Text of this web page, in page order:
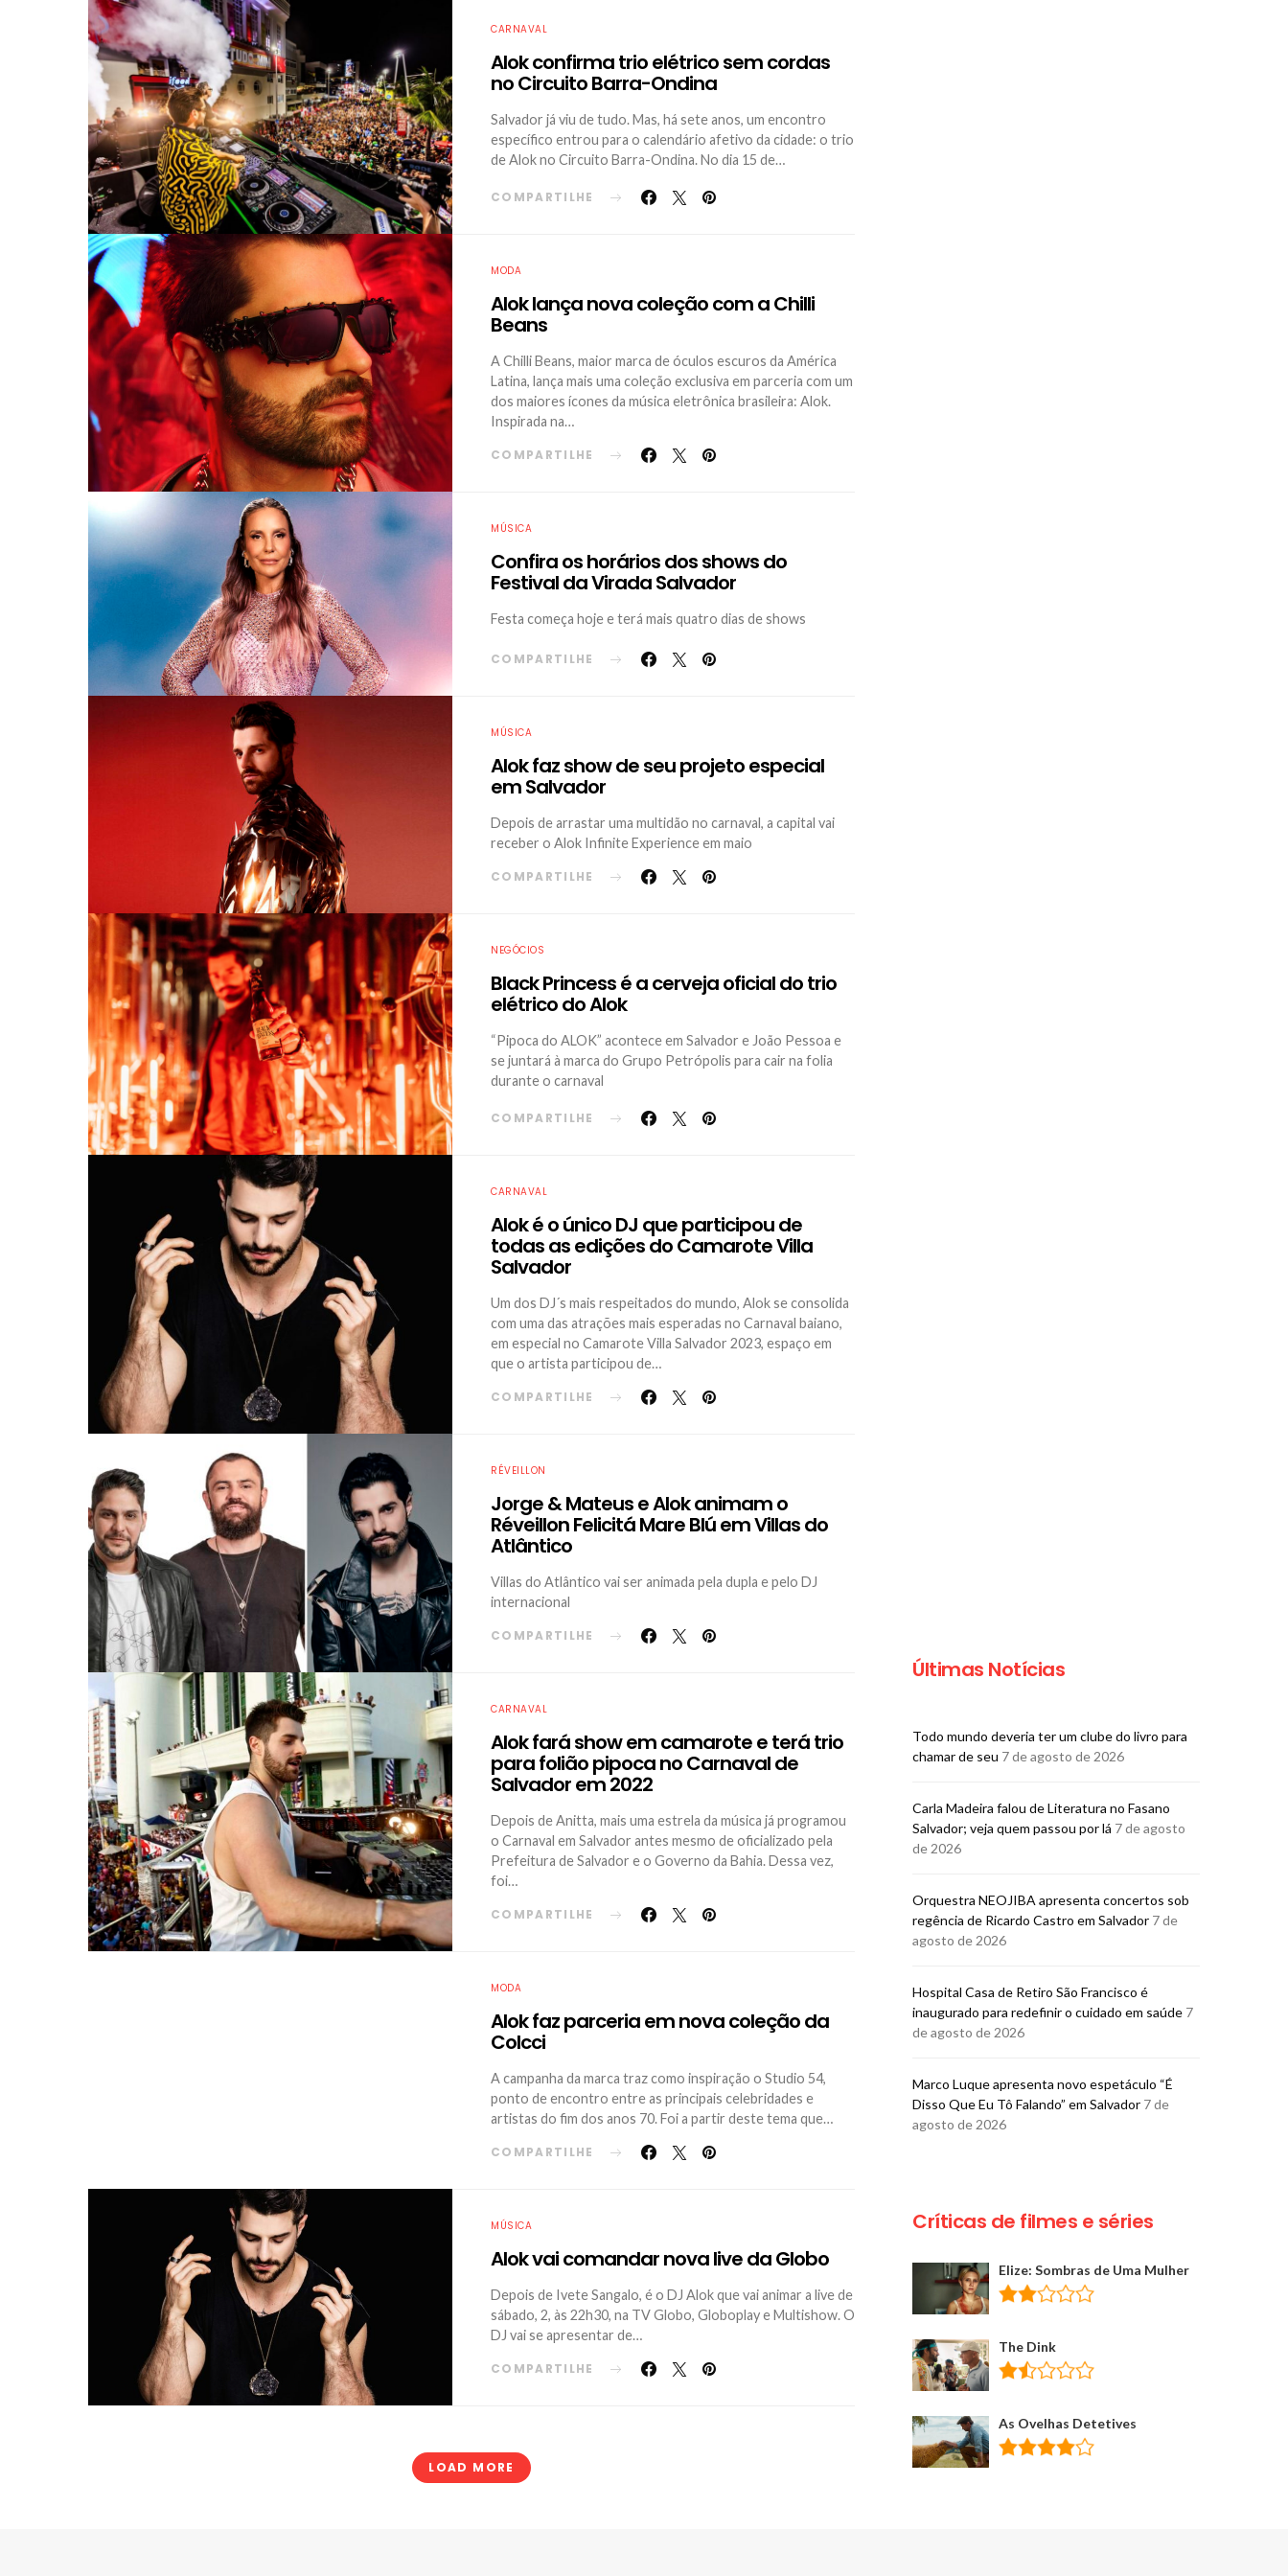
CARNAVAL
Alok confirma trio elétrico sem cordas
no Circuito Barra-Ondina
Salvador já viu de tudo. Mas, há sete anos, um encontro
específico entrou para o calendário afetivo da cidade: o trio
de Alok no Circuito Barra-Ondina. No dia 15 de…
COMPARTILHE
MODA
Alok lança nova coleção com a Chilli
Beans
A Chilli Beans, maior marca de óculos escuros da América
Latina, lança mais uma coleção exclusiva em parceria com um
dos maiores ícones da música eletrônica brasileira: Alok.
Inspirada na…
COMPARTILHE
MÚSICA
Confira os horários dos shows do
Festival da Virada Salvador
Festa começa hoje e terá mais quatro dias de shows
COMPARTILHE
MÚSICA
Alok faz show de seu projeto especial
em Salvador
Depois de arrastar uma multidão no carnaval, a capital vai
receber o Alok Infinite Experience em maio
COMPARTILHE
NEGÓCIOS
Black Princess é a cerveja oficial do trio
elétrico do Alok
“Pipoca do ALOK” acontece em Salvador e João Pessoa e
se juntará à marca do Grupo Petrópolis para cair na folia
durante o carnaval
COMPARTILHE
CARNAVAL
Alok é o único DJ que participou de
todas as edições do Camarote Villa
Salvador
Um dos DJ´s mais respeitados do mundo, Alok se consolida
com uma das atrações mais esperadas no Carnaval baiano,
em especial no Camarote Villa Salvador 2023, espaço em
que o artista participou de…
COMPARTILHE
RÉVEILLON
Jorge & Mateus e Alok animam o
Réveillon Felicitá Mare Blú em Villas do
Atlântico
Villas do Atlântico vai ser animada pela dupla e pelo DJ
internacional
COMPARTILHE
CARNAVAL
Alok fará show em camarote e terá trio
para folião pipoca no Carnaval de
Salvador em 2022
Depois de Anitta, mais uma estrela da música já programou
o Carnaval em Salvador antes mesmo de oficializado pela
Prefeitura de Salvador e o Governo da Bahia. Dessa vez,
foi…
COMPARTILHE
MODA
Alok faz parceria em nova coleção da
Colcci
A campanha da marca traz como inspiração o Studio 54,
ponto de encontro entre as principais celebridades e
artistas do fim dos anos 70. Foi a partir deste tema que…
COMPARTILHE
MÚSICA
Alok vai comandar nova live da Globo
Depois de Ivete Sangalo, é o DJ Alok que vai animar a live de
sábado, 2, às 22h30, na TV Globo, Globoplay e Multishow. O
DJ vai se apresentar de…
COMPARTILHE
LOAD MORE
Últimas Notícias
Todo mundo deveria ter um clube do livro para
chamar de seu 7 de agosto de 2026
Carla Madeira falou de Literatura no Fasano
Salvador; veja quem passou por lá 7 de agosto
de 2026
Orquestra NEOJIBA apresenta concertos sob
regência de Ricardo Castro em Salvador 7 de
agosto de 2026
Hospital Casa de Retiro São Francisco é
inaugurado para redefinir o cuidado em saúde 7
de agosto de 2026
Marco Luque apresenta novo espetáculo “É
Disso Que Eu Tô Falando” em Salvador 7 de
agosto de 2026
Críticas de filmes e séries
Elize: Sombras de Uma Mulher
The Dink
As Ovelhas Detetives